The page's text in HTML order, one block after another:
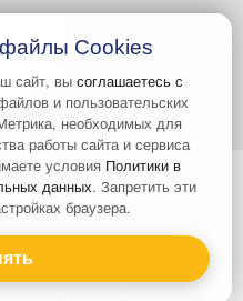
характер и не является
положениями статьи 437
о характеристиках и
условия доставки может
Информация по ценам,
к моменту оформления заказа.
Cookies
сайт, вы соглашаетесь с
и пользовательских
необходимых для
работы сайта и сервиса
условия Политики в
данных. Запретить эти
браузера.